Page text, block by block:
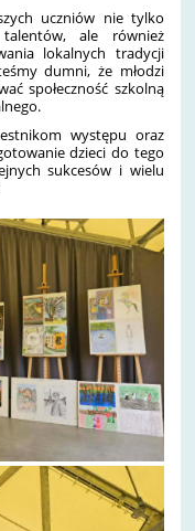
uczniów nie tylko
ale również
lokalnych tradycji
dumni, że młodzi
społeczność szkolną
występu oraz
dzieci do tego
sukcesów i wielu